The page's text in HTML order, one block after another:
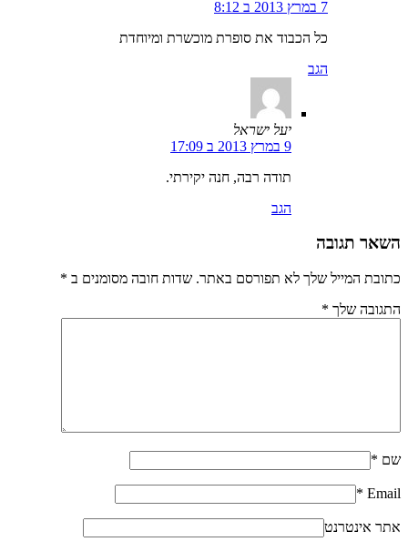
7 במרץ 2013 ב 8:12
כל הכבוד את סופרת מוכשרת ומיוחדת
הגב
יעל ישראל
9 במרץ 2013 ב 17:09
תודה רבה, חנה יקירתי.
הגב
השאר תגובה
כתובת המייל שלך לא תפורסם באתר. שדות חובה מסומנים ב *
התגובה שלך *
שם *
Email
*
אתר אינטרנט